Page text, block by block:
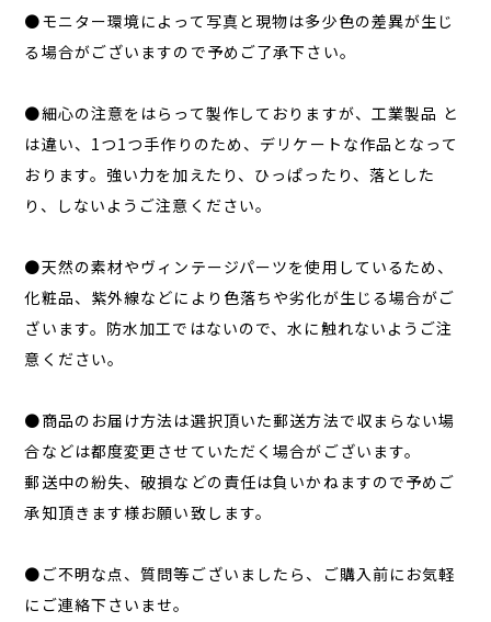
●モニター環境によって写真と現物は多少色の差異が生じ
る場合がございますので予めご了承下さい。
●細心の注意をはらって製作しておりますが、工業製品 と
は違い、1つ1つ手作りのため、デリケートな作品となって
おります。強い力を加えたり、ひっぱったり、落とした
り、しないようご注意ください。
●天然の素材やヴィンテージパーツを使用しているため、
化粧品、紫外線などにより色落ちや劣化が生じる場合がご
ざいます。防水加工ではないので、水に触れないようご注
意ください。
●商品のお届け方法は選択頂いた郵送方法で収まらない場
合などは都度変更させていただく場合がございます。
郵送中の紛失、破損などの責任は負いかねますので予めご
承知頂きます様お願い致します。
●ご不明な点、質問等ございましたら、ご購入前にお気軽
にご連絡下さいませ。